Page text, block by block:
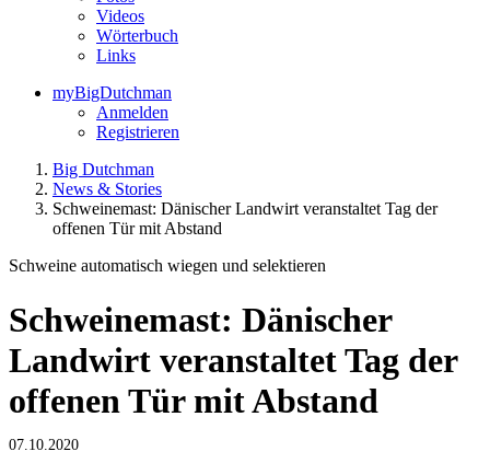
Videos
Wörterbuch
Links
myBigDutchman
Anmelden
Registrieren
Big Dutchman
News & Stories
Schweinemast: Dänischer Landwirt veranstaltet Tag der
offenen Tür mit Abstand
Schweine automatisch wiegen und selektieren
Schweinemast: Dänischer
Landwirt veranstaltet Tag der
offenen Tür mit Abstand
07.10.2020